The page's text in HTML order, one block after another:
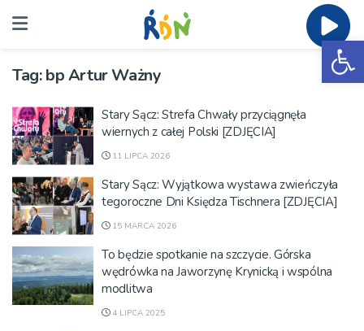
Tag:bp Artur Ważny
Stary Sącz: Strefa Chwały przyciągnęła
wiernych z całej Polski [ZDJĘCIA]
11 LIPCA 2026
Stary Sącz: Wyjątkowa wystawa zwieńczyła
tegoroczne Dni Księdza Tischnera [ZDJĘCIA]
15 MARCA 2026
To będzie spotkanie na szczycie. Górska
wędrówka na Jaworzynę Krynicką i wspólna
modlitwa
4 LIPCA 2025